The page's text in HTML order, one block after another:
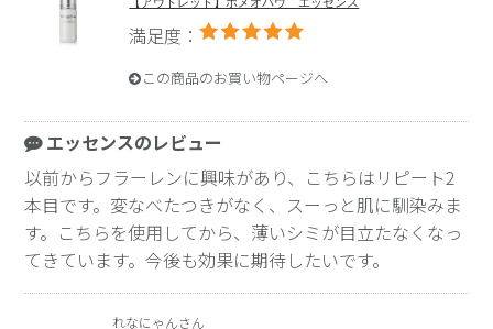
満足度：
この商品のお買い物ページへ
エッセンスのレビュー
以前からフラーレンに興味があり、こちらはリピート2
本目です。変なべたつきがなく、スーっと肌に馴染みま
す。こちらを使用してから、薄いシミが目立たなくなっ
てきています。今後も効果に期待したいです。
れなにゃんさん